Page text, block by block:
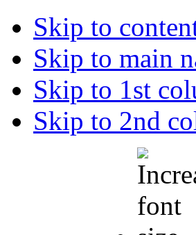
Skip to
Skip to main
Skip to 1st
Skip to 2nd